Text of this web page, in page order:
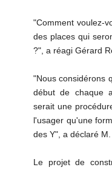
"Comment voulez-
des places qui
?", a réagi Gérard
"Nous considérons
début de chaque
serait une
l'usager qu'une
des Y", a déclaré
Le projet de